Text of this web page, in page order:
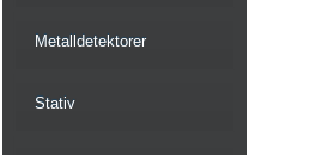
Metalldetektorer
Stativ